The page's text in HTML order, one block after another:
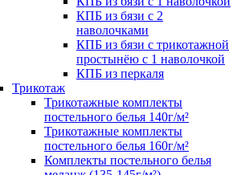
КПБ из бязи с 2
наволочками
КПБ из бязи с трикотажной
простынёю с 1 наволочкой
КПБ из перкаля
Трикотаж
Трикотажные комплекты
постельного белья 140г/м²
Трикотажные комплекты
постельного белья 160г/м²
Комплекты постельного белья